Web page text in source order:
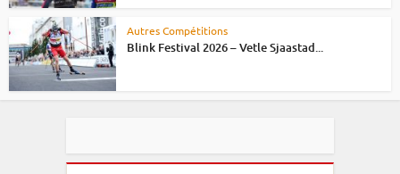
Autres Compétitions
Blink Festival 2026 – Vetle Sjaastad...